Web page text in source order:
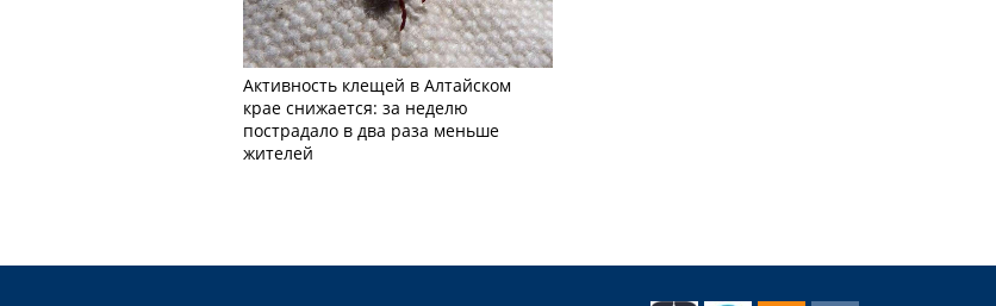
Активность клещей в Алтайском
крае снижается: за неделю
пострадало в два раза меньше
жителей